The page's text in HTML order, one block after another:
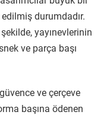
durumdadır.
yayınevlerinin
ve parça başı
ve çerçeve
başına ödenen